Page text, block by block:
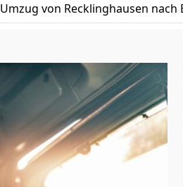
Umzug von Recklinghausen nach